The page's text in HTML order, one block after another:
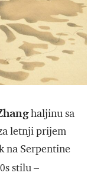
haljinu sa
letnji prijem
na Serpentine
stilu –